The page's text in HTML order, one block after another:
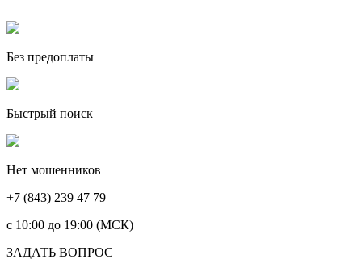
Без предоплаты
Быстрый поиск
Нет мошенников
+7 (843) 239 47 79
c 10:00 до 19:00 (МСК)
ЗАДАТЬ ВОПРОС